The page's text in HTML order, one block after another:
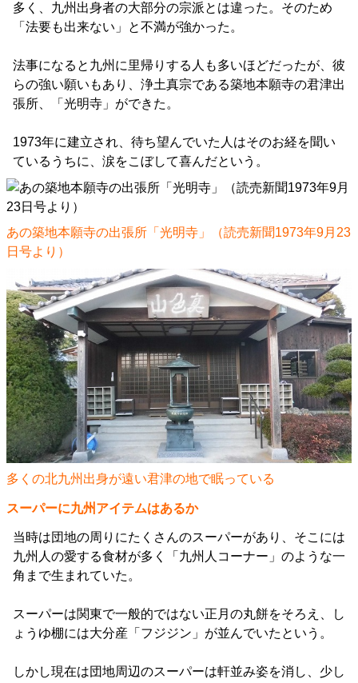
多く、九州出身者の大部分の宗派とは違った。そのため
「法要も出来ない」と不満が強かった。
法事になると九州に里帰りする人も多いほどだったが、彼
らの強い願いもあり、浄土真宗である築地本願寺の君津出
張所、「光明寺」ができた。
1973年に建立され、待ち望んでいた人はそのお経を聞い
ているうちに、涙をこぼして喜んだという。
あの築地本願寺の出張所「光明寺」（読売新聞1973年9月23
日号より）
多くの北九州出身が遠い君津の地で眠っている
スーパーに九州アイテムはあるか
当時は団地の周りにたくさんのスーパーがあり、そこには
九州人の愛する食材が多く「九州人コーナー」のような一
角まで生まれていた。
スーパーは関東で一般的ではない正月の丸餅をそろえ、し
ょうゆ棚には大分産「フジジン」が並んでいたという。
しかし現在は団地周辺のスーパーは軒並み姿を消し、少し